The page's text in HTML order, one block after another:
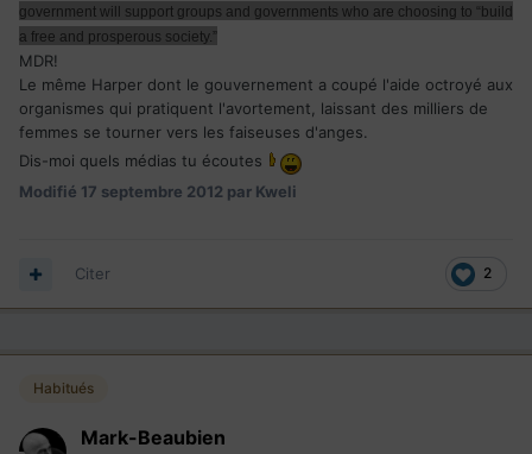
government will support groups and governments who are choosing to “build
a free and prosperous society.”
MDR!
Le même Harper dont le gouvernement a coupé l'aide octroyé aux
organismes qui pratiquent l'avortement, laissant des milliers de
femmes se tourner vers les faiseuses d'anges.
Dis-moi quels médias tu écoutes
Modifié 17 septembre 2012 par Kweli
2
Citer
Habitués
Mark-Beaubien